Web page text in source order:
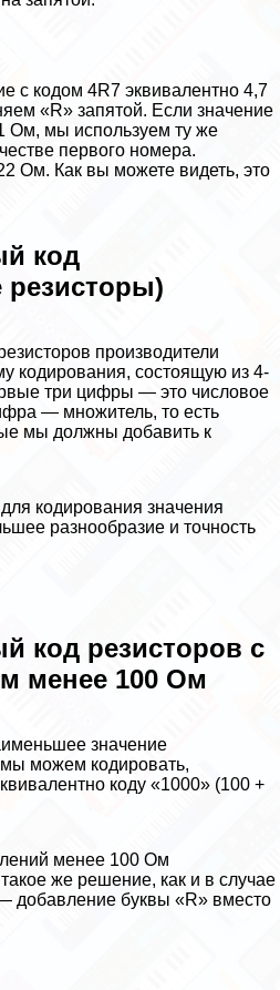
с кодом 4R7 эквивалентно 4,7
«R» запятой. Если значение
Ом, мы используем ту же
первого номера.
Ом. Как вы можете видеть, это
код
производители
кодирования, состоящую из 4-
три цифры — это числовое
— множитель, то есть
мы должны добавить к
кодирования значения
разнообразие и точность
код резисторов с
менее 100 Ом
значение
можем кодировать,
коду «1000» (100 +
менее 100 Ом
же решение, как и в случае
добавление буквы «R» вместо